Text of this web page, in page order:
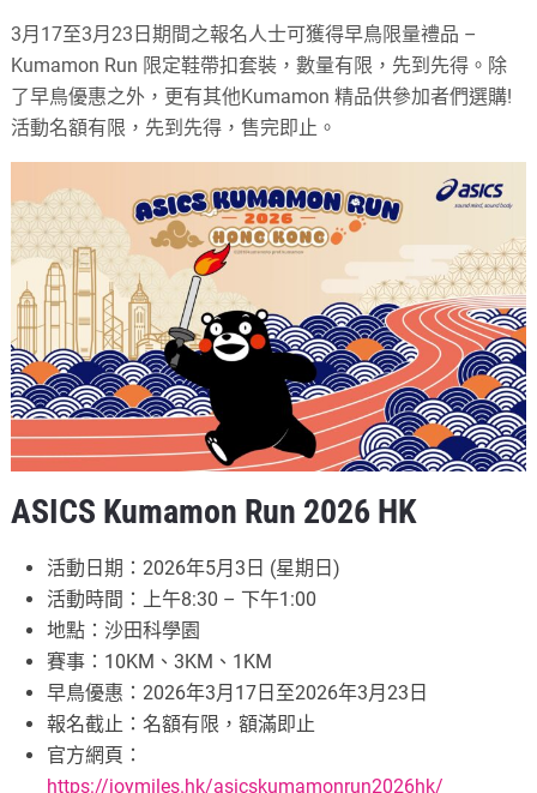
3月17至3月23日期間之報名人士可獲得早鳥限量禮品 –
Kumamon Run 限定鞋帶扣套裝，數量有限，先到先得。除
了早鳥優惠之外，更有其他Kumamon 精品供參加者們選購!
活動名額有限，先到先得，售完即止。
ASICS Kumamon Run 2026 HK
活動日期：2026年5月3日 (星期日)
活動時間：上午8:30 – 下午1:00
地點：沙田科學園
賽事：10KM、3KM、1KM
早鳥優惠：2026年3月17日至2026年3月23日
報名截止：名額有限，額滿即止
官方網頁：
https://joymiles.hk/asicskumamonrun2026hk/